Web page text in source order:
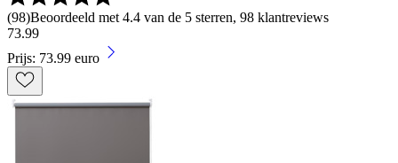
(98)Beoordeeld met 4.4 van de 5 sterren, 98 klantreviews
73.99
Prijs: 73.99 euro